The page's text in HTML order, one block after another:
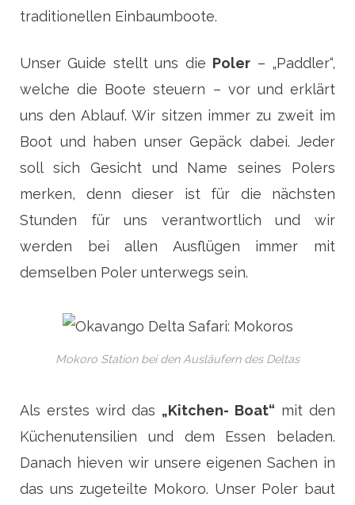
traditionellen Einbaumboote.
Unser Guide stellt uns die Poler – „Paddler“,
welche die Boote steuern – vor und erklärt
uns den Ablauf. Wir sitzen immer zu zweit im
Boot und haben unser Gepäck dabei. Jeder
soll sich Gesicht und Name seines Polers
merken, denn dieser ist für die nächsten
Stunden für uns verantwortlich und wir
werden bei allen Ausflügen immer mit
demselben Poler unterwegs sein.
Mokoro Station bei den Ausläufern des Deltas
Als erstes wird das „Kitchen- Boat“ mit den
Küchenutensilien und dem Essen beladen.
Danach hieven wir unsere eigenen Sachen in
das uns zugeteilte Mokoro. Unser Poler baut